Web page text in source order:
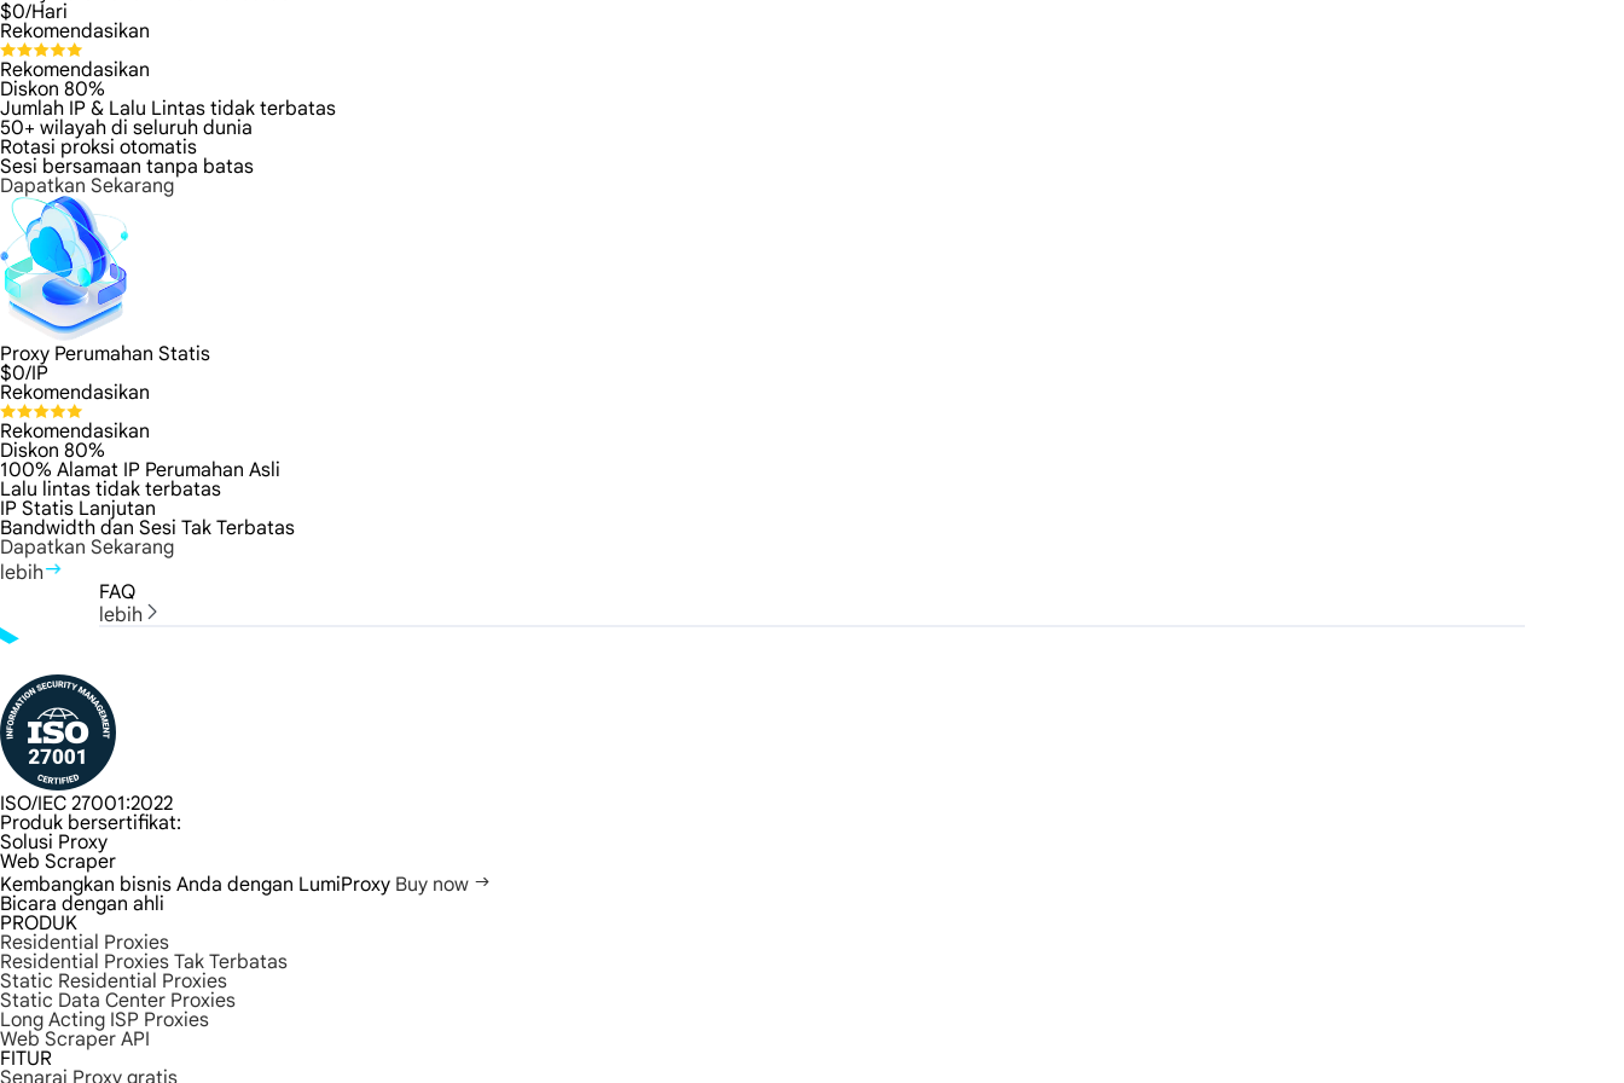
$0/Hari
Rekomendasikan
Rekomendasikan
Diskon 80%
Jumlah IP & Lalu Lintas tidak terbatas
50+ wilayah di seluruh dunia
Rotasi proksi otomatis
Sesi bersamaan tanpa batas
Dapatkan Sekarang
Proxy Perumahan Statis
$0/IP
Rekomendasikan
Rekomendasikan
Diskon 80%
100% Alamat IP Perumahan Asli
Lalu lintas tidak terbatas
IP Statis Lanjutan
Bandwidth dan Sesi Tak Terbatas
Dapatkan Sekarang
lebih
FAQ
lebih
ISO/IEC 27001:2022
Produk bersertifikat:
Solusi Proxy
Web Scraper
Kembangkan bisnis Anda dengan LumiProxy Buy now
Bicara dengan ahli
PRODUK
Residential Proxies
Residential Proxies Tak Terbatas
Static Residential Proxies
Static Data Center Proxies
Long Acting ISP Proxies
Web Scraper API
FITUR
Senarai Proxy gratis